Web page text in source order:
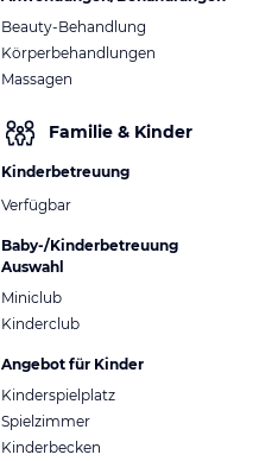
Beauty-Behandlung
Körperbehandlungen
Massagen
Familie & Kinder
Kinderbetreuung
Verfügbar
Baby-/Kinderbetreuung
Auswahl
Miniclub
Kinderclub
Angebot für Kinder
Kinderspielplatz
Spielzimmer
Kinderbecken